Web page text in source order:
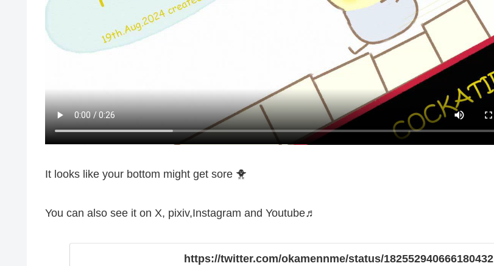
It looks like your bottom might get sore 🐥
You can also see it on X, pixiv,Instagram and Youtube♬
https://twitter.com/okamennme/status/182552940666180432